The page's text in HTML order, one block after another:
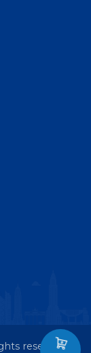
reserved .